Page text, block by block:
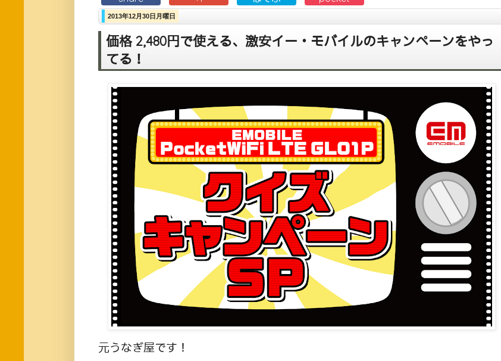
2013年12月30日月曜日
価格 2,480円で使える、激安イー・モバイルのキャンペーンをやっ
てる！
元うなぎ屋です！